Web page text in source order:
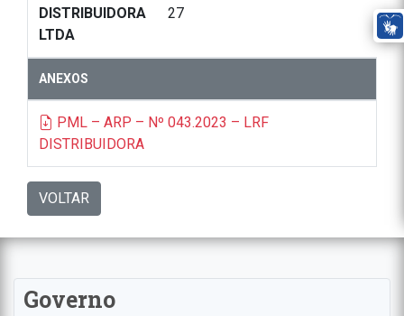
DISTRIBUIDORA
LTDA
27
ANEXOS
PML – ARP – Nº 043.2023 – LRF
DISTRIBUIDORA
VOLTAR
Governo